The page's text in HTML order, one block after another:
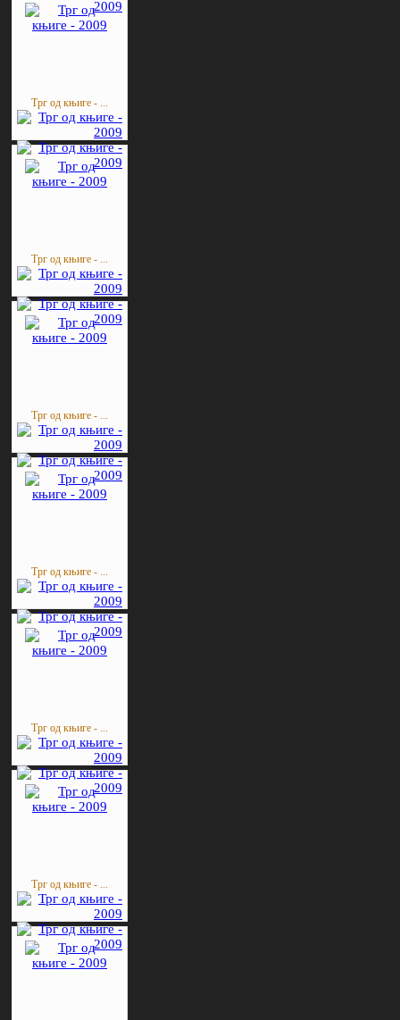
Трг од књиге - ...
Трг од књиге - ...
Трг од књиге - ...
Трг од књиге - ...
Трг од књиге - ...
Трг од књиге - ...